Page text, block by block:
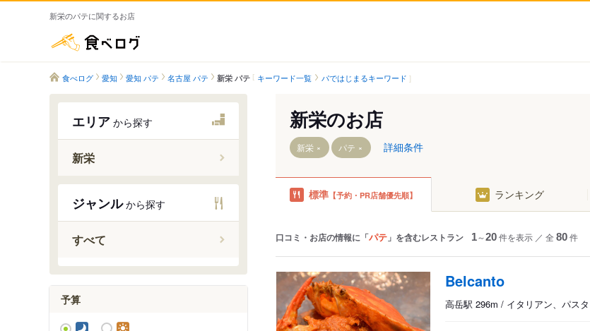
新栄のパテに関するお店
食べログ 愛知 愛知 パテ 名古屋 パテ 新栄 パテ キーワード一覧 パではじまるキーワード
エリア から探す
新栄
新栄町駅
ジャンルから探す
すべて
予算
新栄のお店
新栄 パテ 詳細条件
標準 【予約・PR店舗優先順】 ランキング
口コミ・お店の情報に「パテ 」を含むレストラン 1～20件を表示 ／ 全 80件
Belcanto
高岳駅 296m / イタリアン、パス